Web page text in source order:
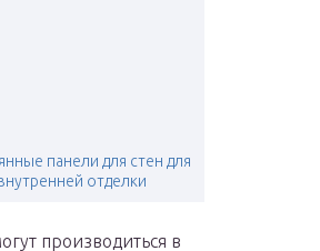
панели для стен для
отделки
производиться в